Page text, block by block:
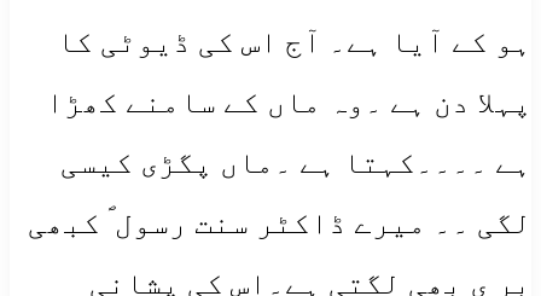
ہو کے آیا ہے۔ آج اس کی ڈیوٹی کا
پہلا دن ہے ۔وہ ماں کے سامنے کھڑا
ہے ۔۔۔۔کہتا ہے ۔ماں پگڑی کیسی
لگی ۔۔ میرے ڈاکٹر سنت رسول ؐ کبھی
بر ی بھی لگتی ہے۔اس کی پشانی